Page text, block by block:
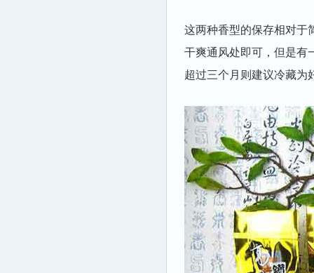
这两种香型的保存相对于
干爽通风处即可，但是有
超过三个月则建议冷藏为